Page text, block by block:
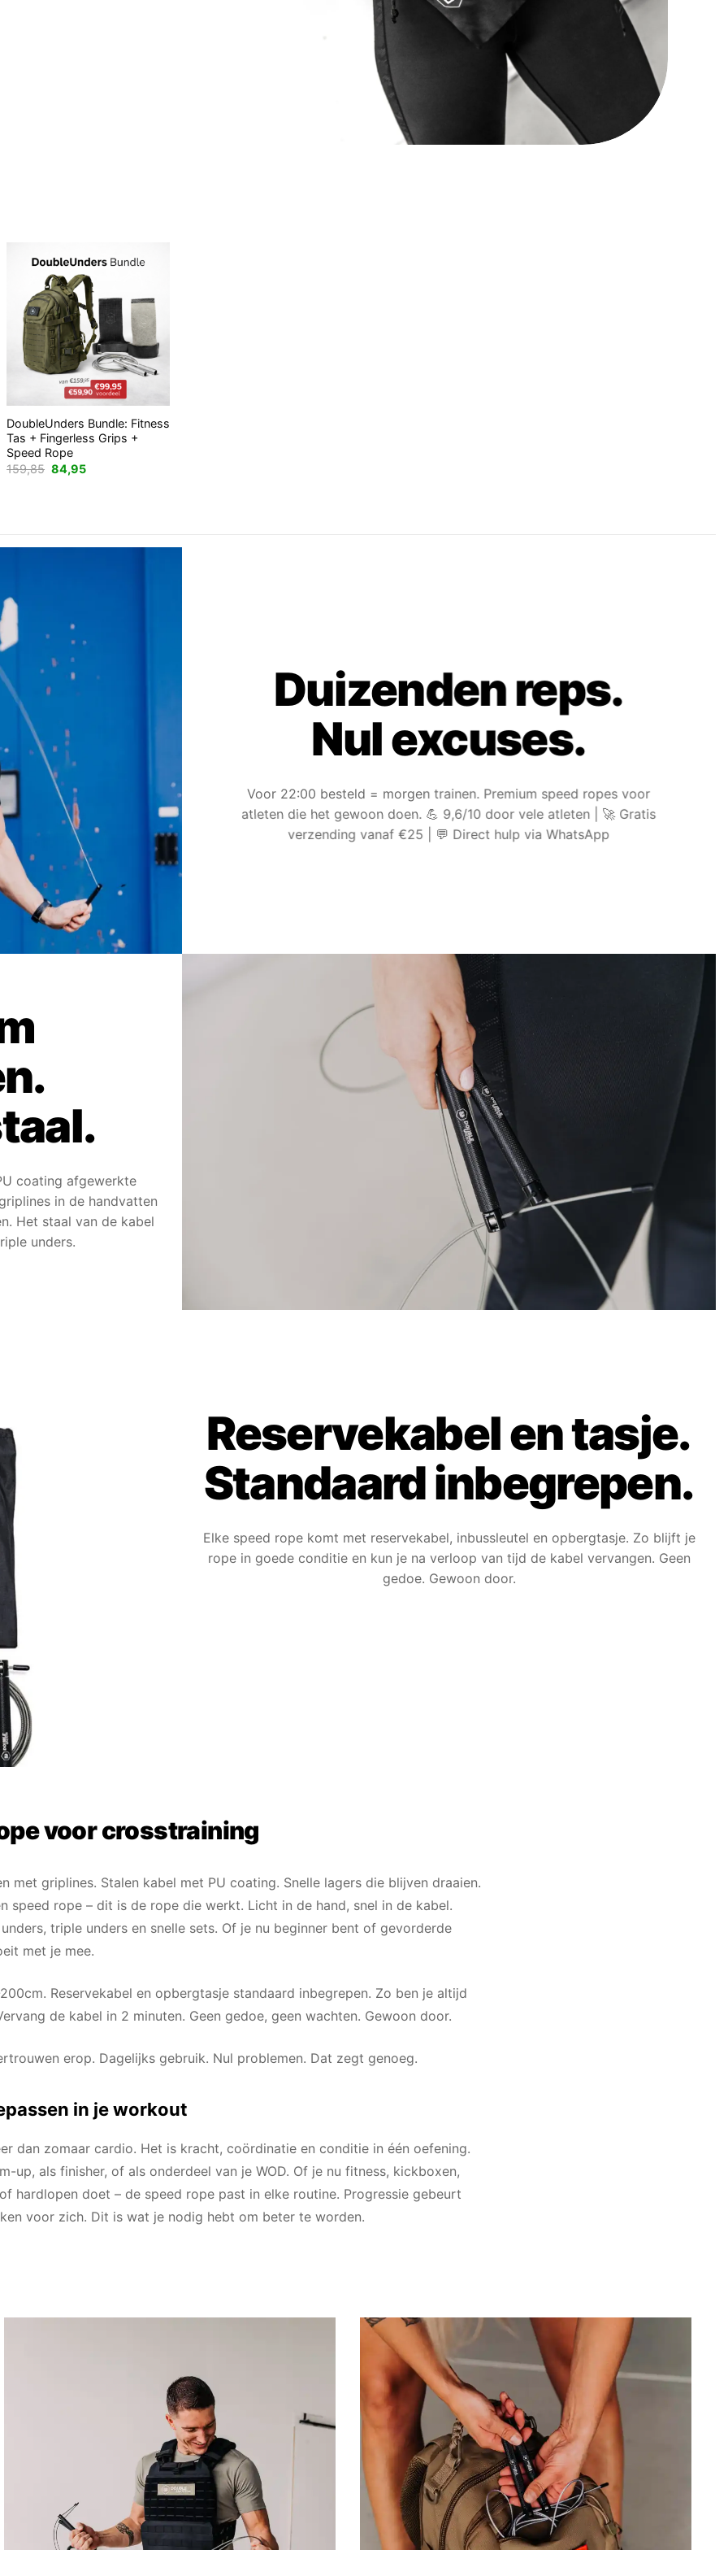
DoubleUnders Bundle: Fitness
Tas + Fingerless Grips +
Speed Rope
159,85 Oorspronkelijke
prijs
84,95Huidige
Duizenden reps.
Nul excuses.
Voor 22:00 besteld = morgen trainen. Premium speed ropes voor
atleten die het gewoon doen. 💪 9,6/10 door vele atleten | 🚀 Gratis
verzending vanaf €25 | 💬 Direct hulp via WhatsApp
coating afgewerkte
in de handvatten
Het staal van de kabel
unders.
Reservekabel en tasje.
Standaard inbegrepen.
Elke speed rope komt met reservekabel, inbussleutel en opbergtasje. Zo blijft je
rope in goede conditie en kun je na verloop van tijd de kabel vervangen. Geen
gedoe. Gewoon door.
voor crosstraining
met griplines. Stalen kabel met PU coating. Snelle lagers die blijven draaien.
speed rope – dit is de rope die werkt. Licht in de hand, snel in de kabel.
triple unders en snelle sets. Of je nu beginner bent of gevorderde
met je mee.
Reservekabel en opbergtasje standaard inbegrepen. Zo ben je altijd
de kabel in 2 minuten. Geen gedoe, geen wachten. Gewoon door.
erop. Dagelijks gebruik. Nul problemen. Dat zegt genoeg.
in je workout
dan zomaar cardio. Het is kracht, coördinatie en conditie in één oefening.
up, als finisher, of als onderdeel van je WOD. Of je nu fitness, kickboxen,
hardlopen doet – de speed rope past in elke routine. Progressie gebeurt
voor zich. Dit is wat je nodig hebt om beter te worden.